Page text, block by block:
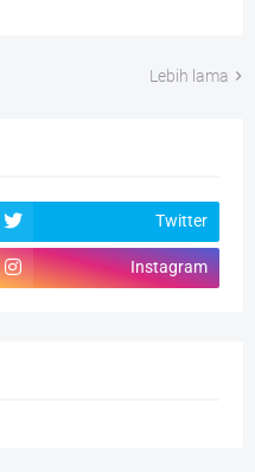
Lebih lama
Twitter
Instagram